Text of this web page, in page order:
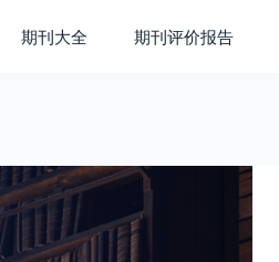
期刊大全 期刊评价报告